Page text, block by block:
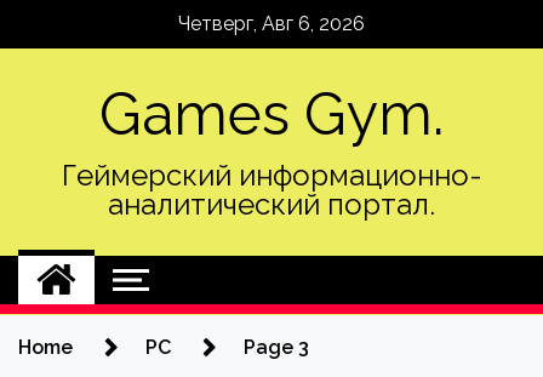
Четверг, Авг 6, 2026
Games Gym.
Геймерский информационно-
аналитический портал.
Home PC Page 3